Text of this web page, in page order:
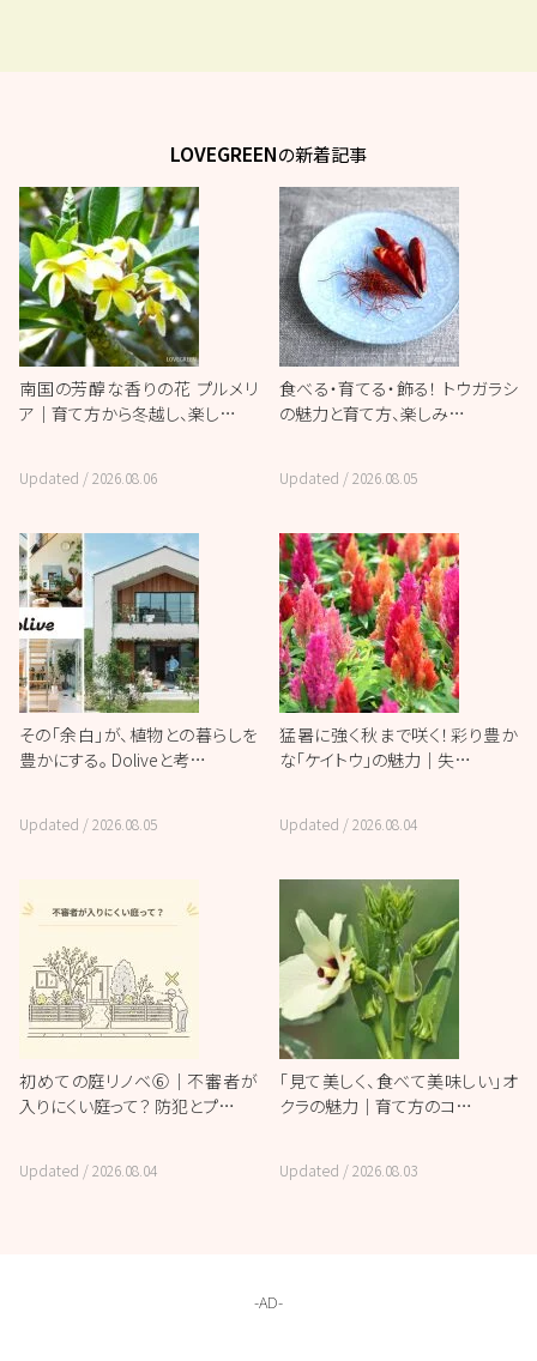
LOVEGREENの新着記事
南国の芳醇な香りの花 プルメリ
ア｜育て方から冬越し、楽し…
Updated /2026.08.06
食べる・育てる・飾る！ トウガラシ
の魅力と育て方、楽しみ…
Updated /2026.08.05
その「余白」が、植物との暮らしを
豊かにする。 Doliveと考…
Updated /2026.08.05
猛暑に強く秋まで咲く！彩り豊か
な「ケイトウ」の魅力｜失…
Updated /2026.08.04
初めての庭リノベ⑥｜不審者が
入りにくい庭って？ 防犯とプ…
Updated /2026.08.04
「見て美しく、食べて美味しい」オ
クラの魅力｜育て方のコ…
Updated /2026.08.03